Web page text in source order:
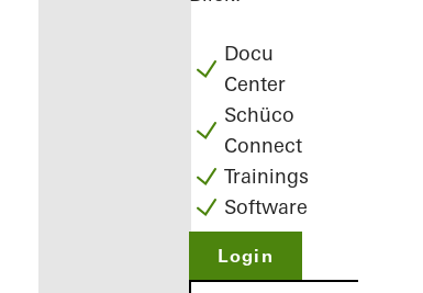
Docu
Center
Schüco
Connect
Trainings
Software
Login